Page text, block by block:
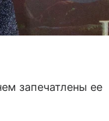
запечатлены ее